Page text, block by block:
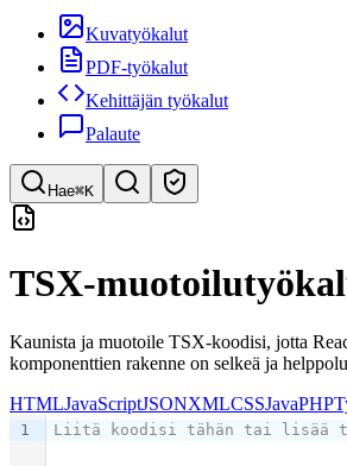
Kuvatyökalut
PDF-työkalut
Kehittäjän työkalut
Palaute
Hae⌘K
Etsi työkaluja
Pikahaku työkaluihin
TSX-
Kaunista ja muotoile TSX-koodisi, jotta
komponenttien rakenne on selkeä ja
HTMLJavaScriptJSONXMLCSSJavaPHP
1 Liitä koodisi tähän tai lisää